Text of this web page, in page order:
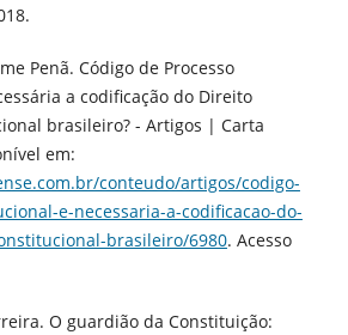
Penã. Código de Processo
a codificação do Direito
brasileiro? - Artigos | Carta
em:
conteudo/artigos/codigo-
e-necessaria-a-codificacao-do-
brasileiro/6980. Acesso
O guardião da Constituição: